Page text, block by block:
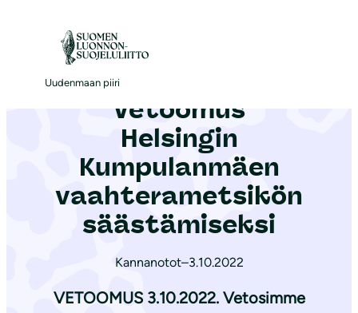
Uudenmaan piiri
Etusivu|Ajankohtaista
Vetoomus
Helsingin
Kumpulanmäen
vaah­te­ra­met­si­kön
säästämiseksi
Kannanotot–3.10.2022
VETOOMUS 3.10.2022. Vetosimme